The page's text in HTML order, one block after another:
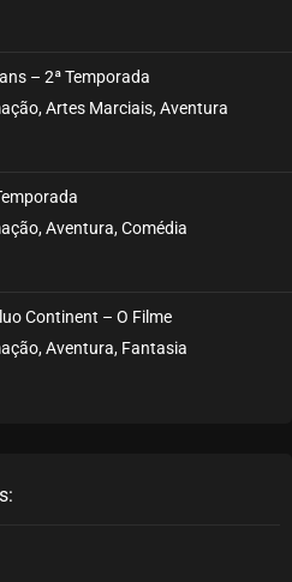
– 2ª Temporada
Artes Marciais, Aventura
Aventura, Comédia
Continent – O Filme
Aventura, Fantasia